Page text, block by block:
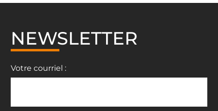
NEWSLETTER
Votre courriel :